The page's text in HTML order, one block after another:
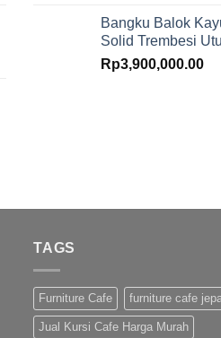
Bangku Balok
Solid Trembesi
Rp3,900,000.00
TAGS
Furniture Cafe furniture cafe
Jual Kursi Cafe Harga Murah